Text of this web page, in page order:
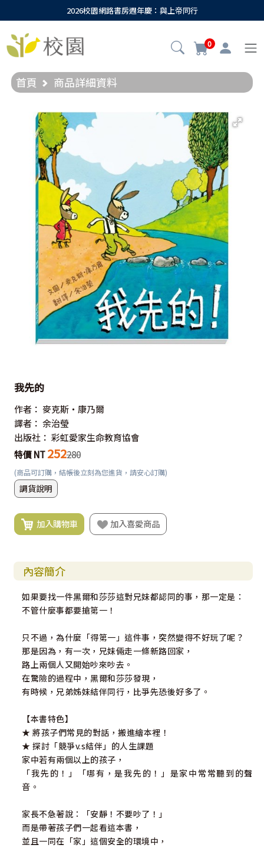
2026校園網路書房週年慶：與上帝同行
0
首頁 商品詳細資料
我先的
作者： 麥克斯‧康乃爾
譯者： 余治瑩
出版社： 彩虹愛家生命教育協會
特價 NT 252280
(商品可訂購，結帳後立刻為您進貨，請安心訂購)
調貨說明
加入購物車 加入喜愛商品
內容簡介
如果要找一件黑爾和莎莎這對兄妹都認同的事，那一定是：
不管什麼事都要搶第一！
只不過，為什麼「得第一」這件事，突然變得不好玩了呢？
那是因為，有一次，兄妹倆走一條新路回家，
路上兩個人又開始吵來吵去。
在驚險的過程中，黑爾和莎莎發現，
有時候，兄弟姊妹結伴同行，比爭先恐後好多了。
【本書特色】
★ 將孩子們常見的對話，搬進繪本裡！
★ 探討「競爭v.s結伴」的人生課題
家中若有兩個以上的孩子，
「我先的！」「哪有，是我先的！」是家中常常聽到的聲
音。
家長不急著說：「安靜！不要吵了！」
而是帶著孩子們一起看這本書，
並且一同在「家」這個安全的環境中，